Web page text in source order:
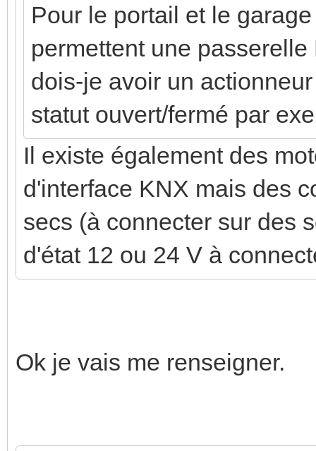
Pour le portail et le
permettent une
dois-je avoir un
statut ouvert/fermé par
Il existe également des
d'interface KNX mais des
secs (à connecter sur des
d'état 12 ou 24 V à
Ok je vais me renseigner.